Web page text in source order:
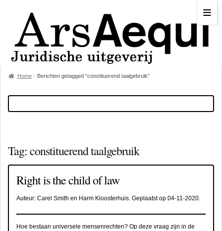
Home Berichten getagged “constituerend taalgebruik”
Tag:constituerend taalgebruik
Right is the child of law
Auteur: Carel Smith en Harm Kloosterhuis. Geplaatst op 04-11-2020.
Hoe bestaan universele mensenrechten? Op deze vraag zijn in de